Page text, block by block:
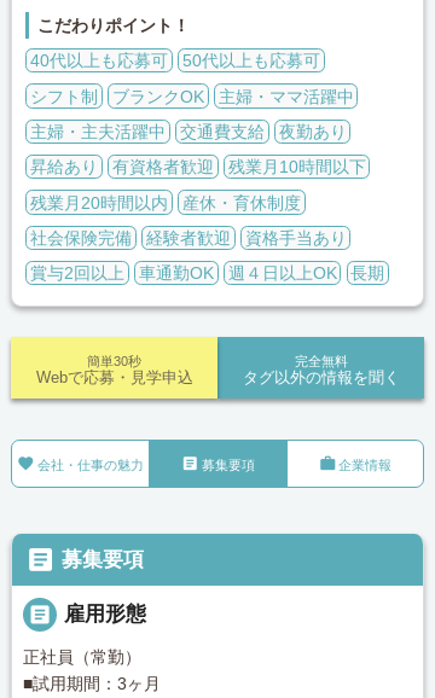
こだわりポイント！
40代以上も応募可
50代以上も応募可
シフト制
ブランクOK
主婦・ママ活躍中
主婦・主夫活躍中
交通費支給
夜勤あり
昇給あり
有資格者歓迎
残業月10時間以下
残業月20時間以内
産休・育休制度
社会保険完備
経験者歓迎
資格手当あり
賞与2回以上
車通勤OK 週４日以上OK 長期
完全無料
タグ以外の情報を聞く
簡単30秒
Webで応募・見学申込
 会社・仕事の魅力  募集要項 企業情報
 募集要項
 雇用形態
正社員（常勤）
■試用期間：3ヶ月